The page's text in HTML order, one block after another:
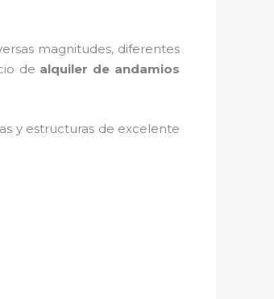
magnitudes, diferentes
de alquiler de andamios
y estructuras de excelente